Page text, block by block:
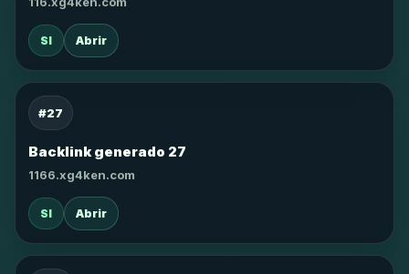
SI Abrir
#27
Backlink generado 27
1166.xg4ken.com
SI Abrir